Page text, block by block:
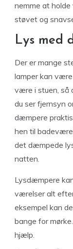
nemme at
støvet og
Lys med
Der er mange
lamper kan
være i stuen, så
du ser fjernsyn
dæmpere
hen til
det dæmpede
natten.
Lysdæmpere
værelser alt
eksempel kan
bange for
hjælp.